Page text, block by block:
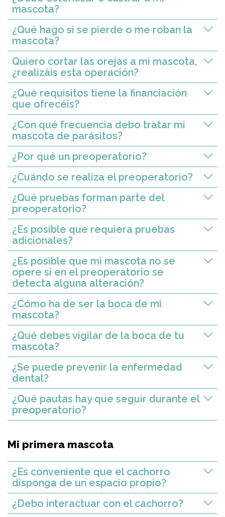
mascota?
¿Qué hago si se pierde o me roban la
mascota?
Quiero cortar las orejas a mi mascota,
¿realizáis esta operación?
¿Qué requisitos tiene la financiación
que ofrecéis?
¿Con qué frecuencia debo tratar mi
mascota de parásitos?
¿Por qué un preoperatorio?
¿Cuándo se realiza el preoperatorio?
¿Qué pruebas forman parte del
preoperatorio?
¿Es posible que requiera pruebas
adicionales?
¿Es posible que mi mascota no se
opere si en el preoperatorio se
detecta alguna alteración?
¿Cómo ha de ser la boca de mi
mascota?
¿Qué debes vigilar de la boca de tu
mascota?
¿Se puede prevenir la enfermedad
dental?
¿Qué pautas hay que seguir durante el
preoperatorio?
Mi primera mascota
¿Es conveniente que el cachorro
disponga de un espacio propio?
¿Debo interactuar con el cachorro?